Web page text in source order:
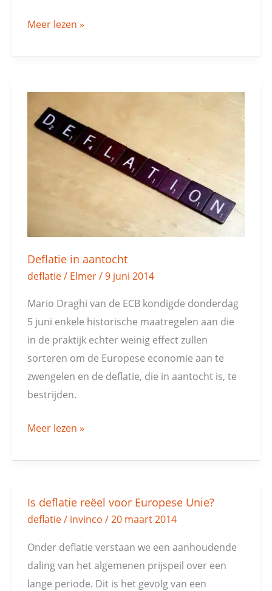
Meer lezen »
Deflatie in aantocht
deflatie/ Elmer/9 juni 2014
Mario Draghi van de ECB kondigde donderdag
5 juni enkele historische maatregelen aan die
in de praktijk echter weinig effect zullen
sorteren om de Europese economie aan te
zwengelen en de deflatie, die in aantocht is, te
bestrijden.
in
aantocht
Meer lezen »
Is deflatie reëel voor Europese Unie?
deflatie/ invinco /20 maart 2014
Onder deflatie verstaan we een aanhoudende
daling van het algemenen prijspeil over een
lange periode. Dit is het gevolg van een
Is
deflatie
reëel
voor
Europese